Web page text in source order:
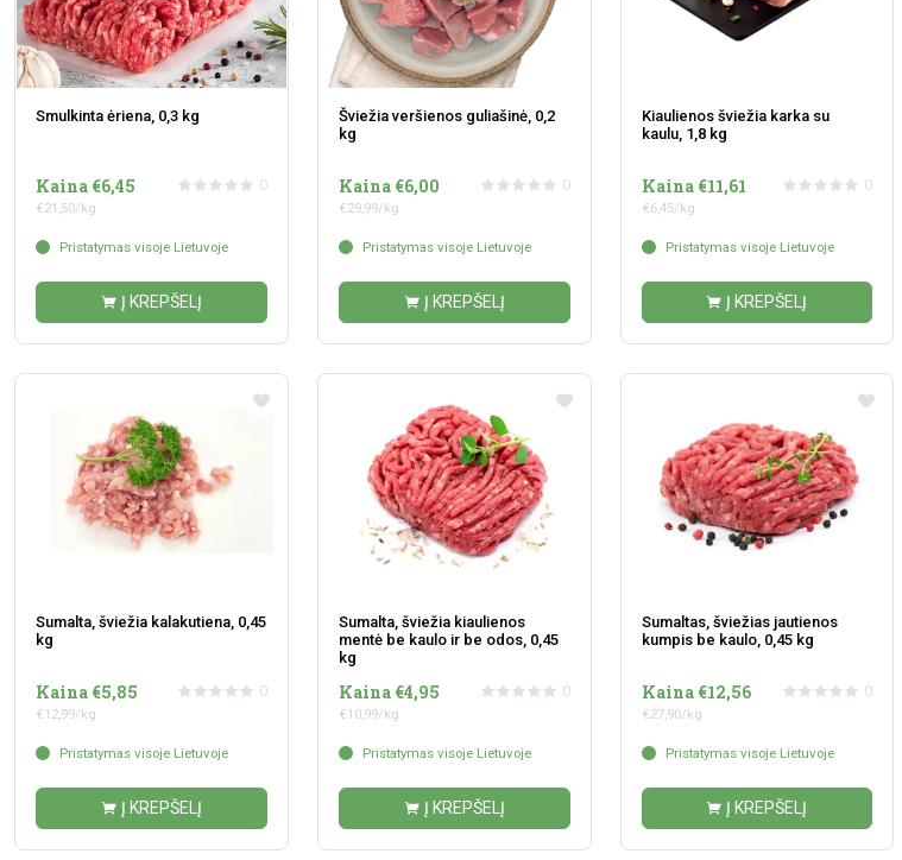
Smulkinta ėriena, 0,3 kg
Kaina €6,45
€21,50/kg
0
Pristatymas visoje Lietuvoje
Į KREPŠELĮ
Šviežia veršienos guliašinė, 0,2
kg
Kaina €6,00
€29,99/kg
0
Pristatymas visoje Lietuvoje
Į KREPŠELĮ
Kiaulienos šviežia karka su
kaulu, 1,8 kg
Kaina €11,61
€6,45/kg
0
Pristatymas visoje Lietuvoje
Į KREPŠELĮ
Sumalta, šviežia kalakutiena, 0,45
kg
Kaina €5,85
€12,99/kg
0
Pristatymas visoje Lietuvoje
Į KREPŠELĮ
Sumalta, šviežia kiaulienos
mentė be kaulo ir be odos, 0,45
kg
Kaina €4,95
€10,99/kg
0
Pristatymas visoje Lietuvoje
Į KREPŠELĮ
Sumaltas, šviežias jautienos
kumpis be kaulo, 0,45 kg
Kaina €12,56
€27,90/kg
0
Pristatymas visoje Lietuvoje
Į KREPŠELĮ